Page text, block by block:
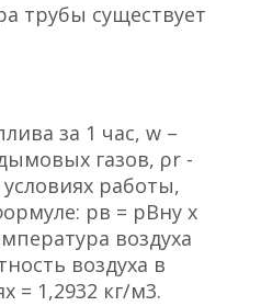
трубы существует
за 1 час, w –
газов, ρr -
работы,
pв = pBну х
воздуха
воздуха в
= 1,2932 кг/м3.